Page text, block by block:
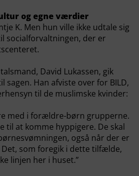
og egne værdier
K. Men hun ville ikke udtale sig
socialforvaltningen, der er
David Lukassen, gik
sagen. Han afviste over for BILD,
til de muslimske kvinder:
med i forældre-børn grupperne.
til at komme hyppigere. De skal
også når der er
som foregik i dette tilfælde,
linjen her i huset.”